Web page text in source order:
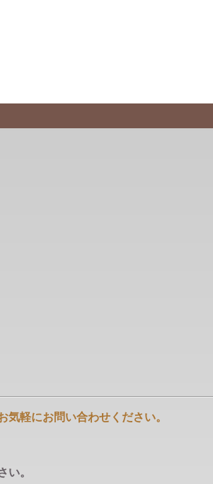
軽にお問い合わせください。
い。